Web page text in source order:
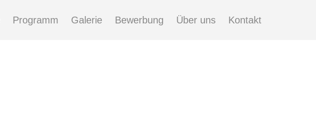
Programm Galerie Bewerbung Über uns Kontakt